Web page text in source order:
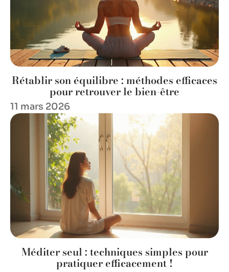
Rétablir son équilibre : méthodes efficaces
pour retrouver le bien-être
11 mars 2026
Méditer seul : techniques simples pour
pratiquer efficacement !